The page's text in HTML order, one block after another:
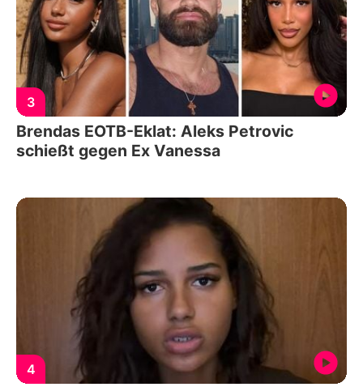
3
Brendas EOTB-Eklat: Aleks Petrovic
schießt gegen Ex Vanessa
4